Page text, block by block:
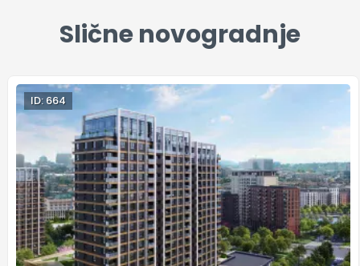
Slične novogradnje
ID: 664